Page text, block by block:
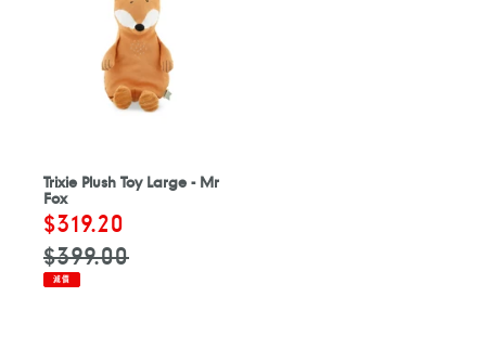
Trixie Plush Toy Large - Mr
Fox
售
價
$319.20
$399.00
減價